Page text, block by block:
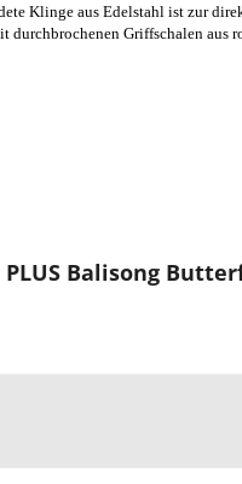
Klinge aus Edelstahl ist zur
durchbrochenen Griffschalen
Balisong